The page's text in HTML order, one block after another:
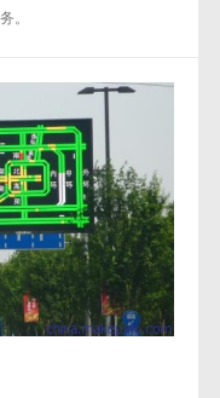
。